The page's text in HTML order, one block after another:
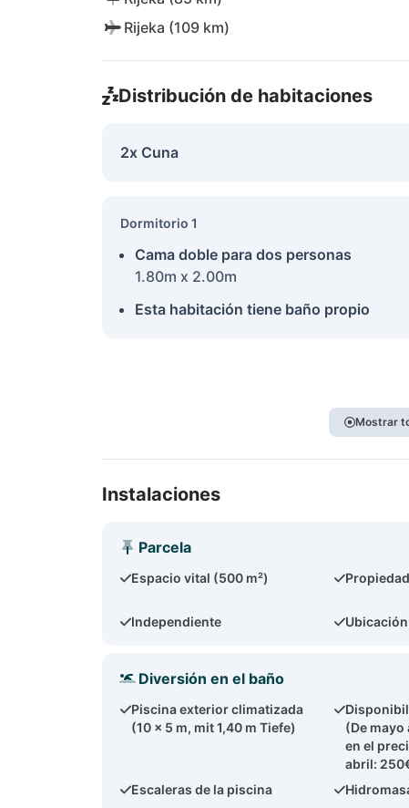
Rijeka (109 km)
Distribución de habitaciones
2x Cuna
Dormitorio 1
Cama doble para dos personas
1.80m x 2.00m
Esta habitación tiene baño propio
Mostrar
Instalaciones
Parcela
Espacio vital (500 m²)
Independiente
Diversión en el baño
Piscina exterior climatizada
(10 x 5 m, mit 1,40 m Tiefe)
(De
en el
abril:
Escaleras de la piscina